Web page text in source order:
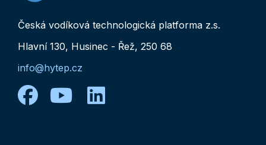
Česká vodíková technologická platforma z.s.
Hlavní 130, Husinec - Řež, 250 68
info@hytep.cz
facebook
youtube
linkedin